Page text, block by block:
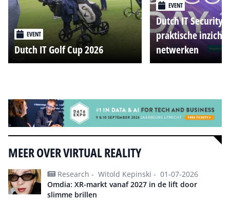
EVENT
Dutch IT Golf Cup 2026
EVENT
Dutch IT Security
praktische
netwerken
MEER OVER VIRTUAL REALITY
Research - Witold Kepinski - 01-07-2026
Omdia: XR-markt vanaf 2027 in de lift door
slimme brillen